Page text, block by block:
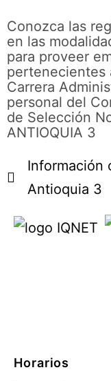
Conozca las
en las
para proveer
pertenecientes
Carrera
personal del
de Selección
ANTIOQUIA 3
Información
Antioquia 3
Horarios